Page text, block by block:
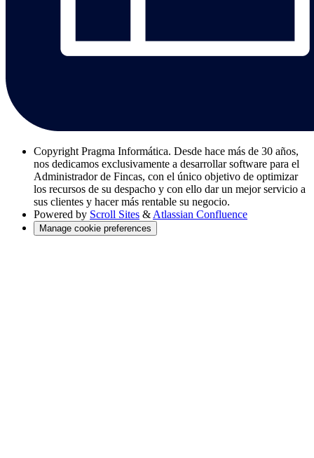
Copyright Pragma Informática. Desde hace más de 30 años,
nos dedicamos exclusivamente a desarrollar software para el
Administrador de Fincas, con el único objetivo de optimizar
los recursos de su despacho y con ello dar un mejor servicio a
sus clientes y hacer más rentable su negocio.
Powered by Scroll Sites & Atlassian Confluence
Manage cookie preferences